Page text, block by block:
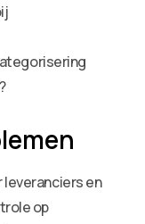
en
op